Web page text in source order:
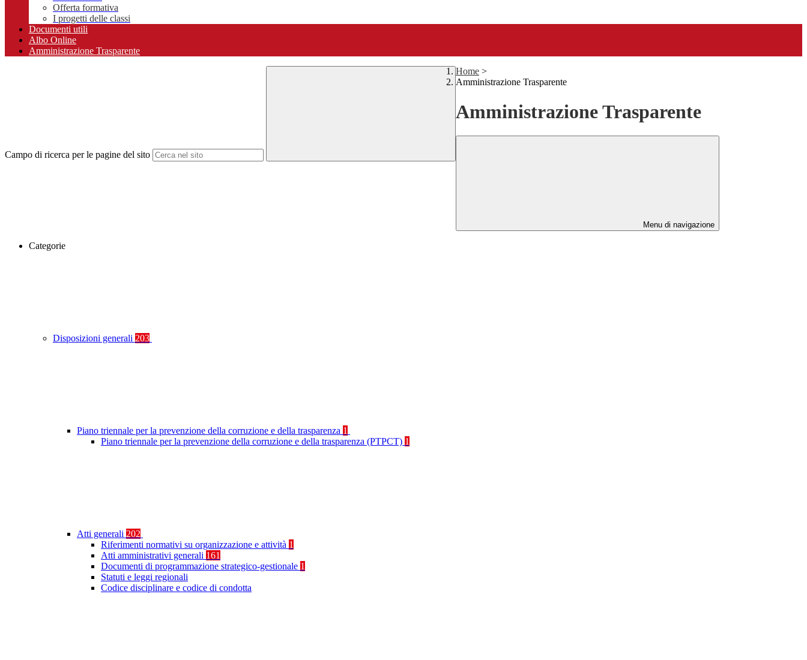
Offerta formativa
I progetti delle classi
Documenti utili
Albo Online
Amministrazione Trasparente
Campo di ricerca per le pagine del sito
Home >
Amministrazione Trasparente
Amministrazione Trasparente
Menu di navigazione
Categorie
Disposizioni generali 203
Piano triennale per la prevenzione della corruzione e della trasparenza 1
Piano triennale per la prevenzione della corruzione e della trasparenza (PTPCT) 1
Atti generali 202
Riferimenti normativi su organizzazione e attività 1
Atti amministrativi generali 161
Documenti di programmazione strategico-gestionale 1
Statuti e leggi regionali
Codice disciplinare e codice di condotta